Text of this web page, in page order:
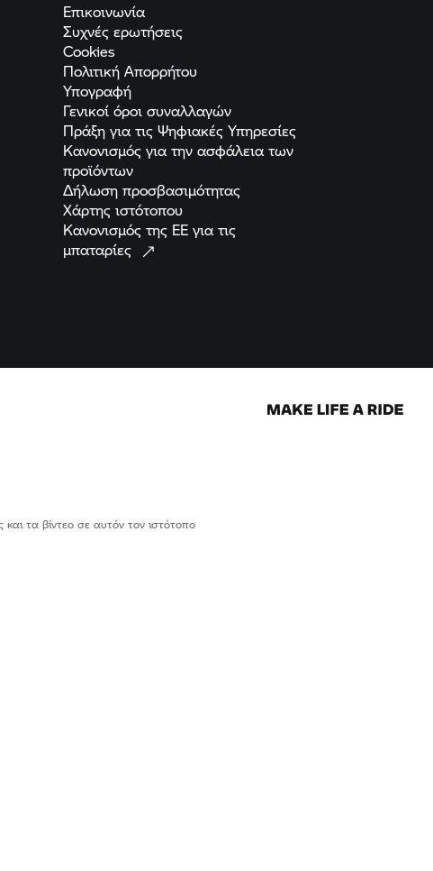
Επικοινωνία
Συχνές ερωτήσεις
Cookies
Πολιτική Απορρήτου
Υπογραφή
Γενικοί όροι συναλλαγών
Πράξη για τις Ψηφιακές Υπηρεσίες
Κανονισμός για την ασφάλεια των
προϊόντων
Δήλωση προσβασιμότητας
Χάρτης ιστότοπου
Κανονισμός της ΕΕ για τις
μπαταρίες
και τα βίντεο σε αυτόν τον ιστότοπο